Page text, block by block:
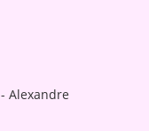
Alexandre